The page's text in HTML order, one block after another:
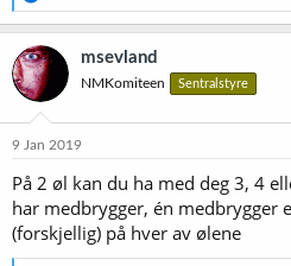
e
a
k
s
j
o
e
:
msevland
NMKomiteen Sentralstyre
9 Jan 2019
På 2 øl kan du ha med deg 3, 4
har medbrygger, én medbrygger
(forskjellig) på hver av ølene